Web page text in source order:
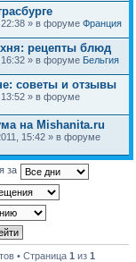
22:38 » в форуме Франция
рецепты блюд
16:32 » в форуме Бельгия
советы и отзывы
13:52 » в форуме
на Mishanita.ru
15:42 » в форуме
за
• Страница1 из1